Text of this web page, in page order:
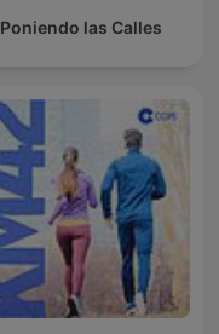
Poniendo las Calles